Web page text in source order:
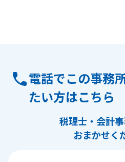
電話でこの事務
たい方はこちら
税理士・会計
おまかせく